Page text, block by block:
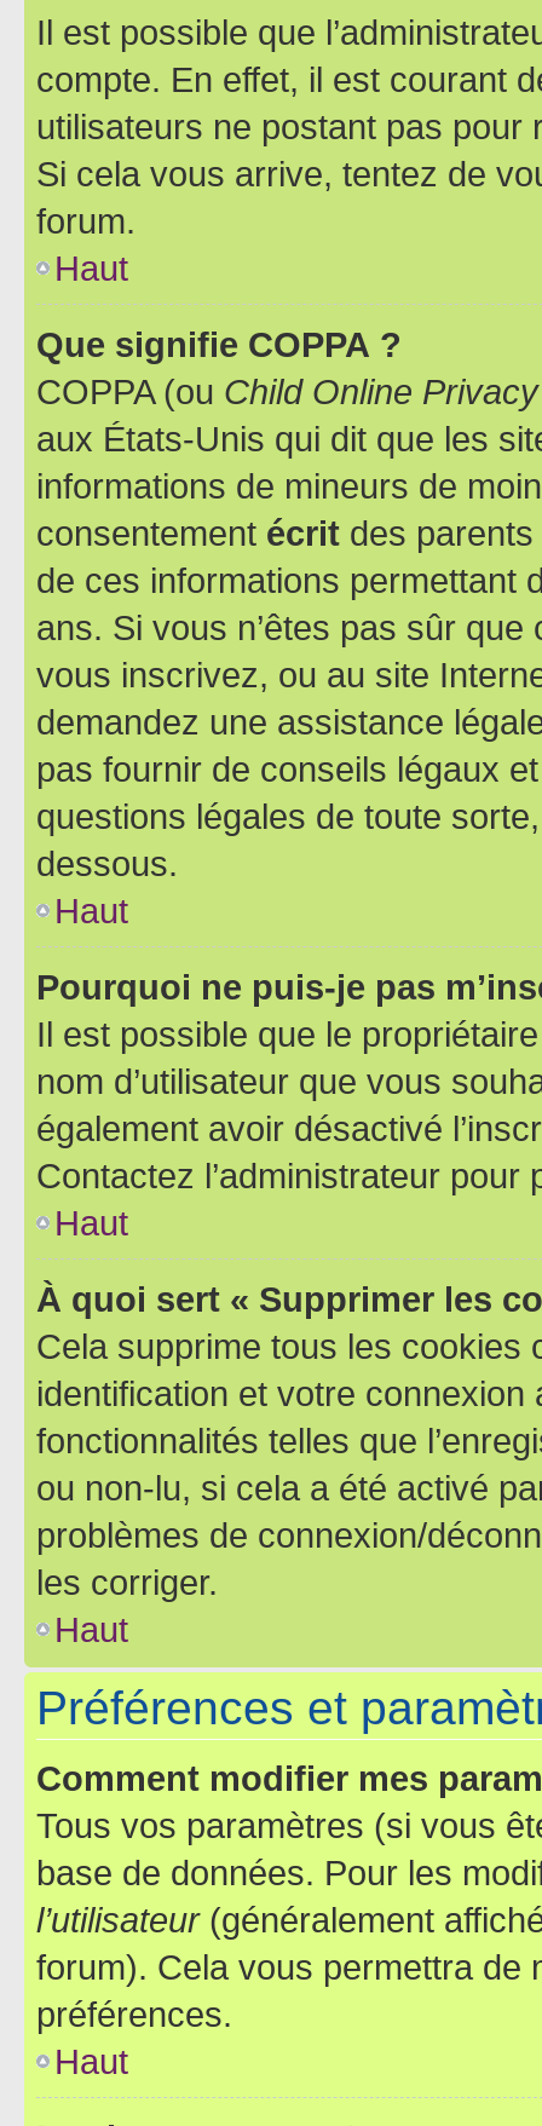
Il est possible que
compte. En effet, il est courant
utilisateurs ne postant pas pour
Si cela vous arrive, tentez de
forum.
Haut
Que signifie COPPA ?
COPPA (ou Child Online
aux États-Unis qui dit que les
informations de mineurs de
consentement écrit des parents
de ces informations permettant
ans. Si vous n’êtes pas sûr
vous inscrivez, ou au site
demandez une assistance
pas fournir de conseils légaux
questions légales de toute
dessous.
Haut
Pourquoi ne puis-je pas
Il est possible que le
nom d’utilisateur que vous
également avoir désactivé
Contactez l’administrateur
Haut
À quoi sert « Supprimer les
Cela supprime tous les cookies
identification et votre
fonctionnalités telles que
ou non-lu, si cela a été activé
problèmes de connexion/
les corriger.
Haut
Préférences et
Comment modifier mes
Tous vos paramètres (si vous
base de données. Pour les
l’utilisateur(généralement
forum). Cela vous permettra de
préférences.
Haut